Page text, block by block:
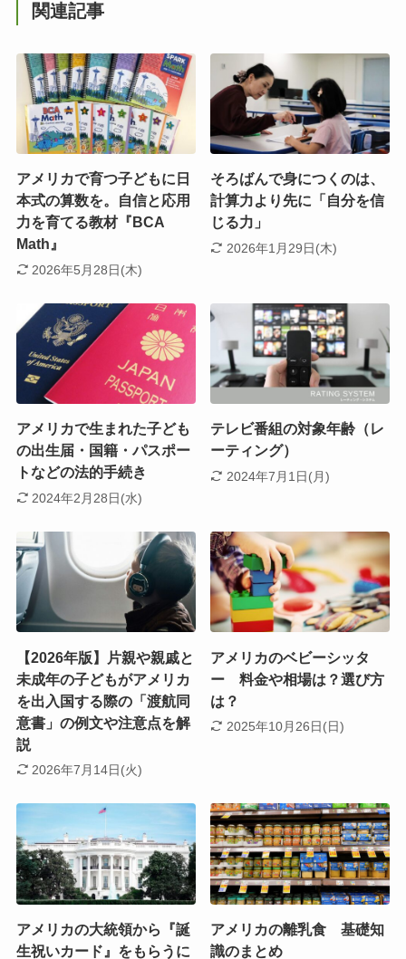
関連記事
アメリカで育つ子どもに日
本式の算数を。自信と応用
力を育てる教材『BCA
Math』
2026年5月28日(木)
そろばんで身につくのは、
計算力より先に「自分を信
じる力」
2026年1月29日(木)
アメリカで生まれた子ども
の出生届・国籍・パスポー
トなどの法的手続き
2024年2月28日(水)
テレビ番組の対象年齢（レ
ーティング）
2024年7月1日(月)
【2026年版】片親や親戚と
未成年の子どもがアメリカ
を出入国する際の「渡航同
意書」の例文や注意点を解
説
2026年7月14日(火)
アメリカのベビーシッタ
ー 料金や相場は？選び方
は？
2025年10月26日(日)
アメリカの大統領から『誕
生祝いカード』をもらうに
アメリカの離乳食 基礎知
識のまとめ